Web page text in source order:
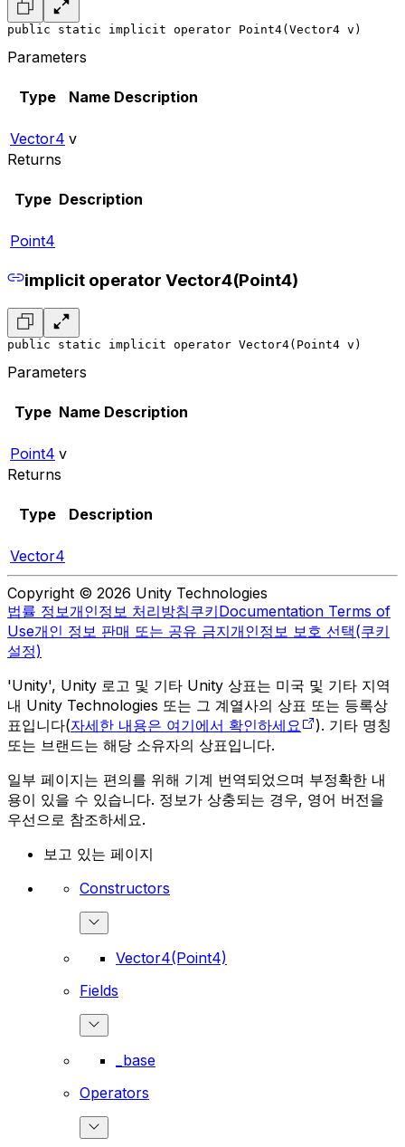
public static implicit operator Point4(Vector4 v)
Parameters
Type Name Description
Vector4 v
Returns
Type Description
Point4
implicit operator Vector4(Point4)
public static implicit operator Vector4(Point4 v)
Parameters
Type Name Description
Point4 v
Returns
Type Description
Vector4
Copyright © 2026 Unity Technologies
법률 정보개인정보 처리방침쿠키Documentation Terms of
Use개인 정보 판매 또는 공유 금지개인정보 보호 선택(쿠키
설정)
'Unity', Unity 로고 및 기타 Unity 상표는 미국 및 기타 지역
내 Unity Technologies 또는 그 계열사의 상표 또는 등록상
표입니다(자세한 내용은 여기에서 확인하세요
). 기타 명칭
또는 브랜드는 해당 소유자의 상표입니다.
일부 페이지는 편의를 위해 기계 번역되었으며 부정확한 내
용이 있을 수 있습니다. 정보가 상충되는 경우, 영어 버전을
우선으로 참조하세요.
보고 있는 페이지
Constructors
Vector4(Point4)
Fields
_base
Operators